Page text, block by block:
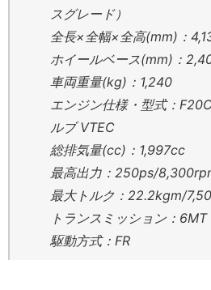
スグレード）
全長×全幅×全高(mm)：
ホイールベース(mm)：
車両重量(kg)：1,240
エンジン仕様・型式：
ルブ VTEC
総排気量(cc)：1,997cc
最高出力：250ps/
最大トルク：22.2kgm/
トランスミッション：6MT
駆動方式：FR